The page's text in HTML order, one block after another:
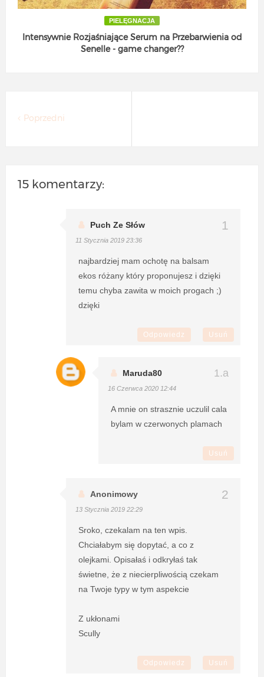
PIELĘGNACJA
Intensywnie Rozjaśniające Serum na Przebarwienia od
Senelle - game changer??
Poprzedni
15 komentarzy:
Puch Ze Słów
11 Stycznia 2019 23:36
najbardziej mam ochotę na balsam
ekos różany który proponujesz i dzięki
temu chyba zawita w moich progach ;)
dzięki
Odpowiedz Usuń
Maruda80
16 Czerwca 2020 12:44
A mnie on strasznie uczulil cala
bylam w czerwonych plamach
Usuń
Anonimowy
13 Stycznia 2019 22:29
Sroko, czekalam na ten wpis.
Chciałabym się dopytać, a co z
olejkami. Opisałaś i odkryłaś tak
świetne, że z niecierpliwością czekam
na Twoje typy w tym aspekcie
Z ukłonami
Scully
Odpowiedz Usuń